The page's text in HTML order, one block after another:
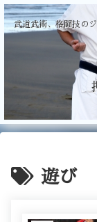
武道武術、格闘技の
遊び